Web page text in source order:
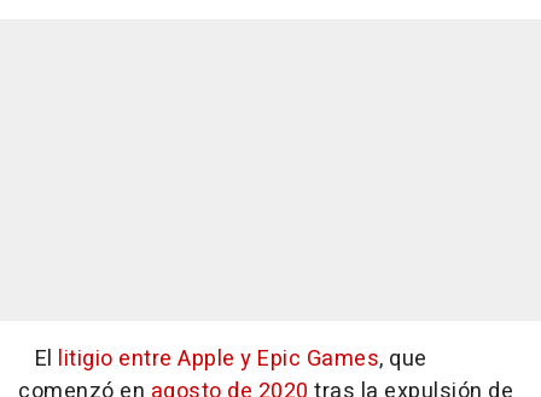
El litigio entre Apple y Epic Games, que